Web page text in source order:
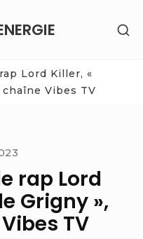
Lord Killer, «
Vibes TV
rap Lord
Grigny »,
TV